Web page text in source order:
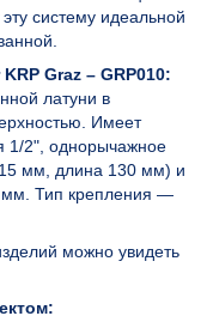
систему идеальной
Graz – GRP010:
латуни в
Имеет
1/2", однорычажное
мм, длина 130 мм) и
Тип крепления —
можно увидеть